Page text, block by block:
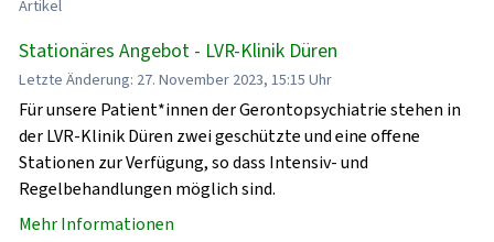
Artikel
Stationäres Angebot - LVR-Klinik Düren
Letzte Änderung: 27. November 2023, 15:15 Uhr
Für unsere Patient*innen der Gerontopsychiatrie stehen in
der LVR-Klinik Düren zwei geschützte und eine offene
Stationen zur Verfügung, so dass Intensiv- und
Regelbehandlungen möglich sind.
Mehr Informationen